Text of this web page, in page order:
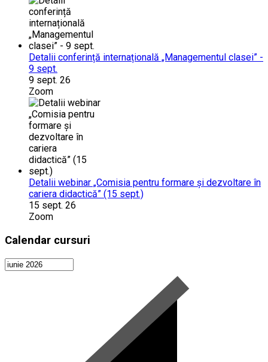
Detalii conferință internațională „Managementul clasei” -
9 sept.
9 sept. 26
Zoom
Detalii webinar „Comisia pentru formare și dezvoltare în
cariera didactică” (15 sept.)
15 sept. 26
Zoom
Calendar cursuri